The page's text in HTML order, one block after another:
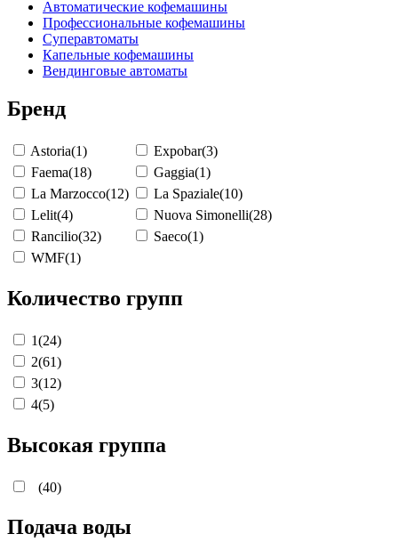
Автоматические кофемашины
Профессиональные кофемашины
Суперавтоматы
Капельные кофемашины
Вендинговые автоматы
Бренд
Astoria(1) Expobar(3)
Faema(18) Gaggia(1)
La Marzocco(12) La Spaziale(10)
Lelit(4) Nuova Simonelli(28)
Rancilio(32) Saeco(1)
WMF(1)
Количество групп
1(24)
2(61)
3(12)
4(5)
Высокая группа
(40)
Подача воды